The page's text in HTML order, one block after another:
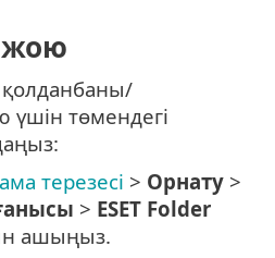
жою
қолданбаны/
төмендегі
терезесі > Орнату >
> ESET Folder
ашыңыз.